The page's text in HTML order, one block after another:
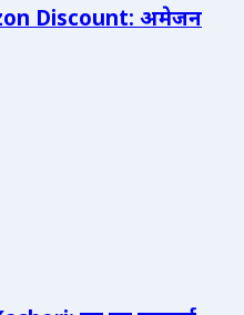
Discount: अमेजन